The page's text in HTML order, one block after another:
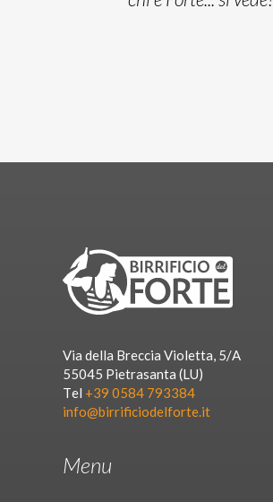
Via della Breccia Violetta, 5/A
55045 Pietrasanta (LU)
Tel +39 0584 793384
info@birrificiodelforte.it
Menu